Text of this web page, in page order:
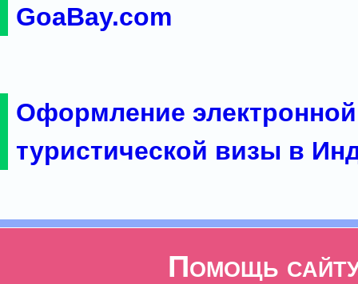
GoaBay.com
Оформление электронной
туристической визы в
Помощь